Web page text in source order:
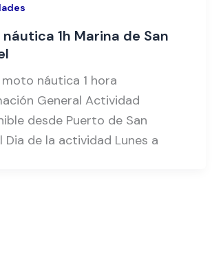
1h Marina de San
náutica 1 hora
General Actividad
desde Puerto de San
Dia de la actividad Lunes a